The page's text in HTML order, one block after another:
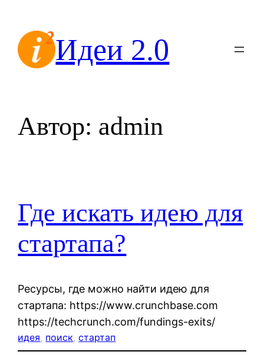
содержимомуИдеи 2.0
Автор: admin
Где искать идею для
стартапа?
Ресурсы, где можно найти идею для
стартапа: https://www.crunchbase.com
https://techcrunch.com/fundings-exits/
идея, поиск, стартап